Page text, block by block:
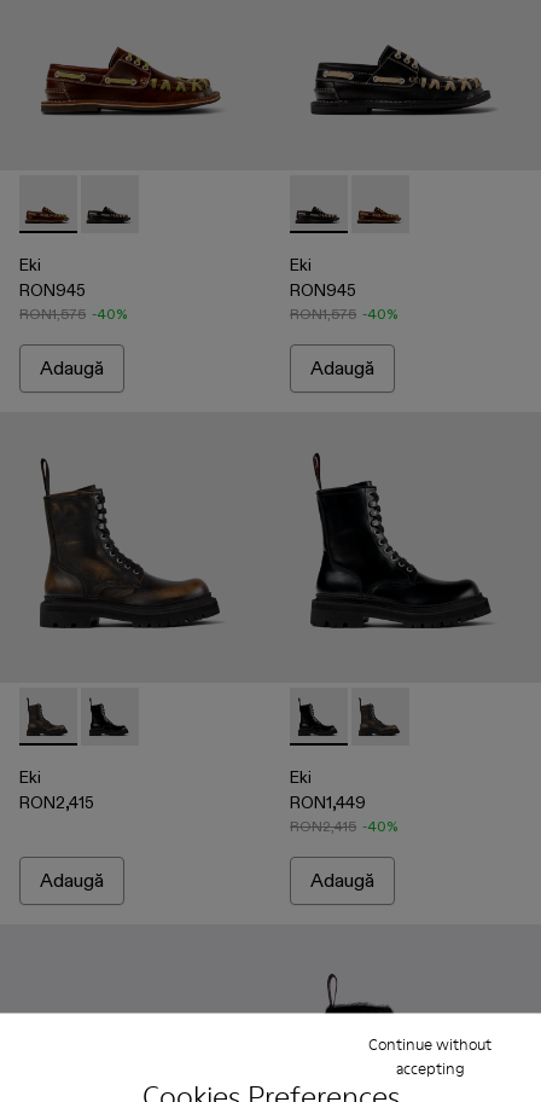
Continue without
accepting
Eki - A500040-001 - Pantofi barcă, maro
Eki - A500040-002 - Pantofi barcă, negru
Eki
RON945
RON1,575 -40%
Adaugă
Eki - A500040-002 - Pantofi
Eki - A500040-001 -
Eki
RON945
RON1,575 -40%
Adaugă
Eki - A700016-001 - Botine din piele cu model decolorat în
Eki - A700016-002 - Botine din piele, negru
Eki
RON2,415
Adaugă
Eki - A700016-002 - Botine
Eki - A700016-001 -
Eki
RON1,449
RON2,415 -40%
Adaugă